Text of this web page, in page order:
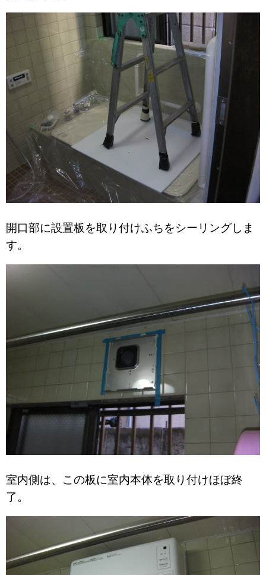
開口部に設置板を取り付けふちをシーリングしま
す。
室内側は、この板に室内本体を取り付けほぼ終
了。